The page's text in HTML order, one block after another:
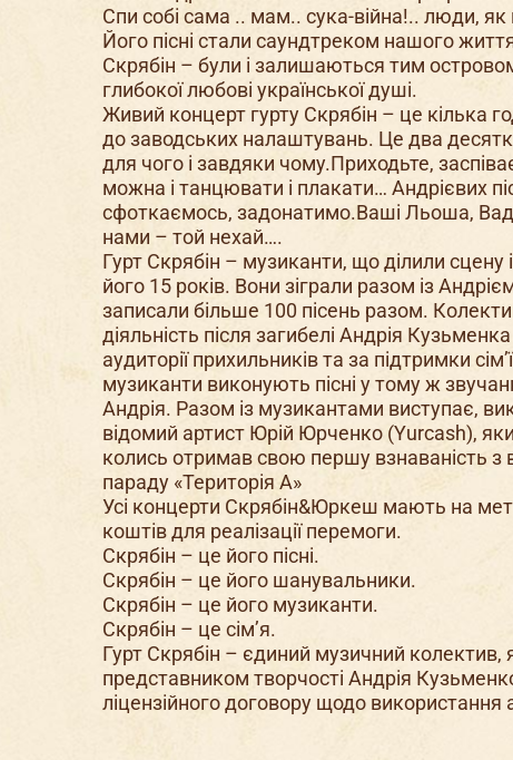
Спи собі сама .. мам.. сука-війна!.. люди, як
Його пісні стали саундтреком нашого
Скрябін – були і залишаються тим
глибокої любові української душі.
Живий концерт гурту Скрябін – це кілька
до заводських налаштувань. Це два
для чого і завдяки чому.Приходьте,
можна і танцювати і плакати… Андрієвих
сфоткаємось, задонатимо.Ваші Льоша,
нами – той нехай….
Гурт Скрябін – музиканти, що ділили сцену
його 15 років. Вони зіграли разом із
записали більше 100 пісень разом.
діяльність після загибелі Андрія
аудиторії прихильників та за підтримки
музиканти виконують пісні у тому ж
Андрія. Разом із музикантами виступає,
відомий артист Юрій Юрченко (Yurcash),
колись отримав свою першу взнаваність з
параду «Територія А»
Усі концерти Скрябін&Юркеш мають на меті
коштів для реалізації перемоги.
Скрябін – це його пісні.
Скрябін – це його шанувальники.
Скрябін – це його музиканти.
Скрябін – це сім’я.
Гурт Скрябін – єдиний музичний колектив,
представником творчості Андрія
ліцензійного договору щодо використання